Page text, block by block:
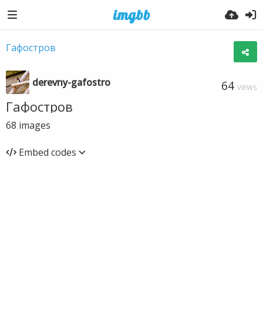
Гафостров
derevny-gafostro 64 VIEWS
Гафостров
68 images
Embed codes